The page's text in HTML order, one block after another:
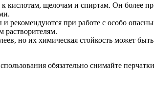
кислотам, щелочам и спиртам. Он более
рекомендуются при работе с особо
растворителям.
но их химическая стойкость может
обязательно снимайте